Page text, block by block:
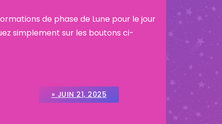
de phase de Lune pour le jour
simplement sur les boutons ci-
» JUIN 21, 2025